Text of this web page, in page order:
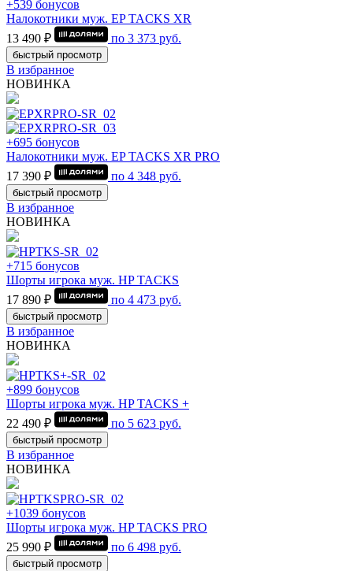
+539 бонусов
Налокотники муж. EP TACKS XR
13 490 ₽
по 3 373 руб.
быстрый просмотр
В избранное
НОВИНКА
+695 бонусов
Налокотники муж. EP TACKS XR PRO
17 390 ₽
по 4 348 руб.
быстрый просмотр
В избранное
НОВИНКА
+715 бонусов
Шорты игрока муж. HP TACKS
17 890 ₽
по 4 473 руб.
быстрый просмотр
В избранное
НОВИНКА
+899 бонусов
Шорты игрока муж. HP TACKS +
22 490 ₽
по 5 623 руб.
быстрый просмотр
В избранное
НОВИНКА
+1039 бонусов
Шорты игрока муж. HP TACKS PRO
25 990 ₽
по 6 498 руб.
быстрый просмотр